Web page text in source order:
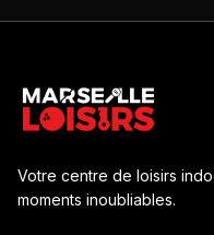
Votre centre de loisirs
moments inoubliables.